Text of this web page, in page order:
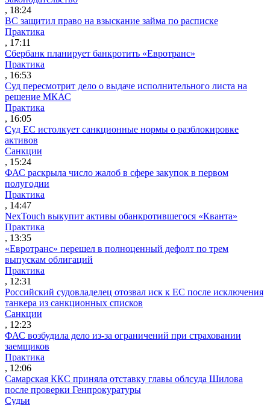
, 18:24
ВС защитил право на взыскание займа по расписке
Практика
, 17:11
Сбербанк планирует банкротить «Евротранс»
Практика
, 16:53
Суд пересмотрит дело о выдаче исполнительного листа на
решение МКАС
Практика
, 16:05
Суд ЕС истолкует санкционные нормы о разблокировке
активов
Санкции
, 15:24
ФАС раскрыла число жалоб в сфере закупок в первом
полугодии
Практика
, 14:47
NexTouch выкупит активы обанкротившегося «Кванта»
Практика
, 13:35
«Евротранс» перешел в полноценный дефолт по трем
выпускам облигаций
Практика
, 12:31
Российский судовладелец отозвал иск к ЕС после исключения
танкера из санкционных списков
Санкции
, 12:23
ФАС возбудила дело из-за ограничений при страховании
заемщиков
Практика
, 12:06
Самарская ККС приняла отставку главы облсуда Шилова
после проверки Генпрокуратуры
Судьи